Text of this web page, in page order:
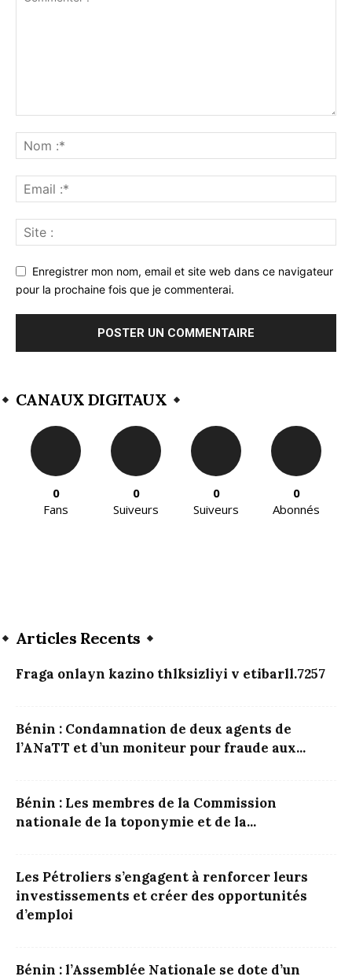
Enregistrer mon nom, email et site web dans ce navigateur
pour la prochaine fois que je commenterai.
CANAUX DIGITAUX
0
Fans
0
Suiveurs
0
Suiveurs
0
Abonnés
Articles Recents
Fraga onlayn kazino thlksizliyi v etibarll.7257
Bénin : Condamnation de deux agents de
l’ANaTT et d’un moniteur pour fraude aux...
Bénin : Les membres de la Commission
nationale de la toponymie et de la...
Les Pétroliers s’engagent à renforcer leurs
investissements et créer des opportunités
d’emploi
Bénin : l’Assemblée Nationale se dote d’un